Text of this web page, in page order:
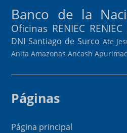
Banco de la
Oficinas RENIEC RENIEC
DNI Santiago de Surco Ate
Anita Amazonas Ancash Apurimac
Páginas
Página principal